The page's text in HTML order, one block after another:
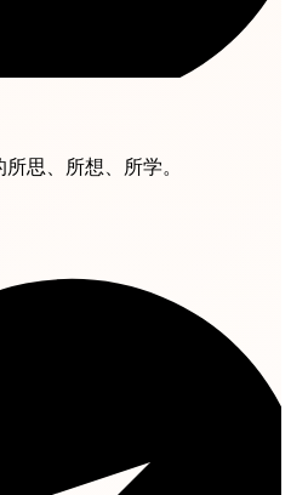
思、所想、所学。